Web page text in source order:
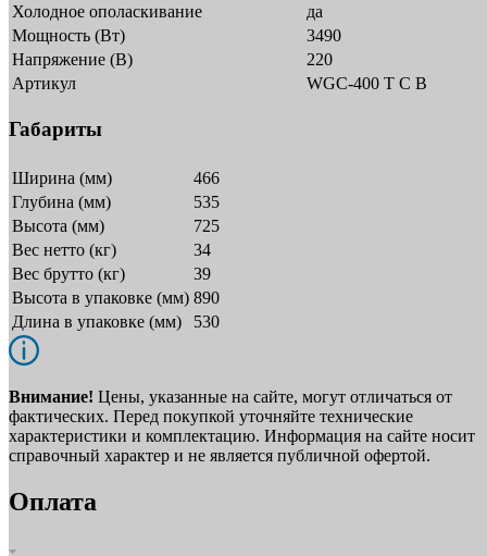
Холодное ополаскивание
да
Мощность (Вт)
3490
Напряжение (В)
220
Артикул
WGC-400 T C B
Габариты
Ширина (мм)
466
Глубина (мм)
535
Высота (мм)
725
Вес нетто (кг)
34
Вес брутто (кг)
39
Высота в упаковке (мм) 890
Длина в упаковке (мм)
530
Внимание! Цены, указанные на сайте, могут отличаться от
фактических. Перед покупкой уточняйте технические
характеристики и комплектацию. Информация на сайте носит
справочный характер и не является публичной офертой.
Оплата